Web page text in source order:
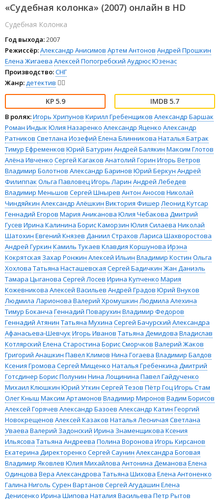
«Судебная колонка» (2007) онлайн в HD
Судебная Колонка
Год выхода:2007
Режиссёр:Александр Анисимов Артем Антонов Андрей Прошкин
Елена Жигаева Алексей Попогребский Аудрюс Юзенас
Производство:СНГ
Жанр:детектив 🕵️‍♂️
5.9 5.7
В ролях:Игорь Хрипунов Кирилл Гребенщиков Александр Баршак
Роман Индык Юлия Назаренко Александр Яценко Александр
Ратников Светлана Иозефий Елена Блинникова Наталья Батрак
Тимур Ефременков Юрий Батурин Андрей Балякин Максим Глотов
Алёна Ивченко Сергей Кагаков Анатолий Горин Игорь Ветров
Владимир Болотнов Александр Баринов Юрий Беркун Андрей
Филиппак Ольга ПавловецИгорь Ларин Андрей Лебедев
Владимир Меньшов Сергей Шнырев Антон Аносов Николай
Чиндяйкин Александр Алёшкин Виктория Фишер Леонид Кутсар
Геннадий Егоров Мария Аниканова Юлия Чебакова Дмитрий
Гусев Ирина Калинина Борис Каморзин Юлия Силаева Николай
Шатохин Евгений Князев Даниил Страхов Лариса Шахворостова
Андрей Гуркин Камиль Тукаев Клавдия Коршунова Ирэна
Кокрятская Захар Ронжин Алексей Ильин Владимир Костин Ольга
Хохлова Татьяна Насташевская Сергей Бадичкин Жан Даниэль
Тамара Цыганова Сергей Лосев Ирина Купченко Мария
Кожевникова Алексей Васильев Андрей Градов Юрий Внуков
Людмила Ларионова Валерий Хромушкин Людмила Алехина
Тимур Боканча Геннадий Поварухин Владимир Федоров
Геннадий Атянин Татьяна Мухина Сергей Бачурский Александра
Афанасьева-Шевчук Игорь Иванов Татьяна Демидова Владислав
Котлярский Елена Старостина Борис Сморчков Валерий Жаков
Григорий Анашкин Павел Климов Нина Гогаева Владимир Балдов
Ксения Громова Сергей Мищенко Наталья Гребенкина Дмитрий
Готсдинер Борис Полунин Нина Лощинина Павел Гайдученко
Михаил Клюшкин Юрий Уткин Сергей Тезов Пётр ГоцИгорь Стам
Олег Кныш Максим Артамонов Владимир Миронов Вадим Борисов
Алексей Горячев Александр Базоев Александр Катин Георгий
Новокрещенов Алексей Казаков Наталья Лесничая Светлана
Уваева Валерий Задонский Ирина Знаменщикова Ксения
Ильясова Татьяна Андреева Полина Воронова Игорь Кирсанов
Екатерина Директоренко Сергей Саунин Александра Боговая
Владимир Яковлев Юлия Михайлова Антонина Деманова Елена
Одинцова Вера Александрова Татьяна Шихова Елена Антоненко
Галина Ниголь Сурен Вартанов Сергей Агудашин Елена
Денисенко Ирина Шипова Наталия Васильева Петр Рытов